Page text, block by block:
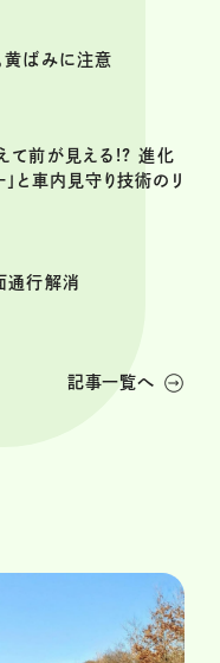
黄ばみに注意
て前が見える!? 進化
と車内見守り技術のリ
通行解消
記事一覧へ